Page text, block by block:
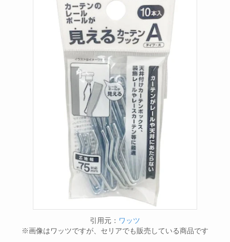
引用元： ワッツ
※画像はワッツですが、セリアでも販売している商品です